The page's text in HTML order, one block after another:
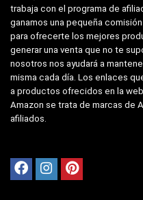
trabaja con el programa de
ganamos una pequeña
para ofrecerte los mejores
generar una venta que no te
nosotros nos ayudará a
misma cada día. Los enlaces
a productos ofrecidos en la
Amazon se trata de marcas de
afiliados.